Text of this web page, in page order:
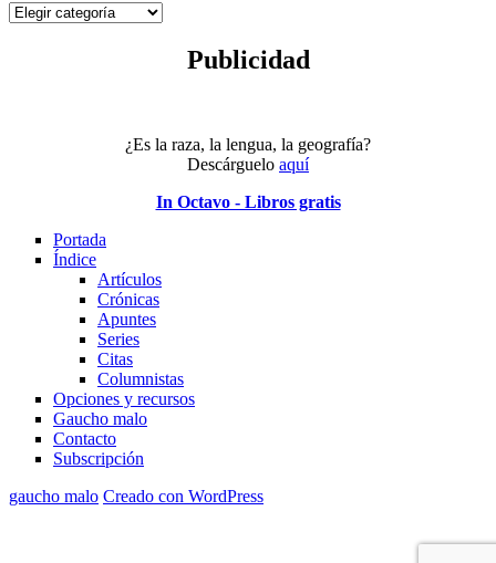
Por
Publicidad
¿Es la raza, la lengua, la geografía?
Descárguelo aquí
In Octavo - Libros gratis
Portada
Índice
Artículos
Crónicas
Apuntes
Series
Citas
Columnistas
Opciones y recursos
Gaucho malo
Contacto
Subscripción
gaucho malo Creado con WordPress